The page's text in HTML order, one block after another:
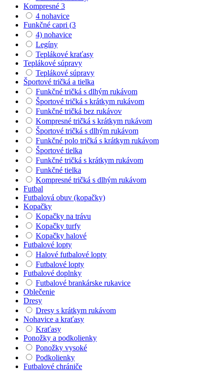
Kompresné 3
4 nohavice
Funkčné capri (3
4) nohavice
Legíny
Teplákové kraťasy
Teplákové súpravy
Teplákové súpravy
Športové tričká a tielka
Funkčné tričká s dlhým rukávom
Športové tričká s krátkym rukávom
Funkčné tričká bez rukávov
Kompresné tričká s krátkym rukávom
Športové tričká s dlhým rukávom
Funkčné polo tričká s krátkym rukávom
Športové tielka
Funkčné tričká s krátkym rukávom
Funkčné tielka
Kompresné tričká s dlhým rukávom
Futbal
Futbalová obuv (kopačky)
Kopačky
Kopačky na trávu
Kopačky turfy
Kopačky halové
Futbalové lopty
Halové futbalové lopty
Futbalové lopty
Futbalové doplnky
Futbalové brankárske rukavice
Oblečenie
Dresy
Dresy s krátkym rukávom
Nohavice a kraťasy
Kraťasy
Ponožky a podkolienky
Ponožky vysoké
Podkolienky
Futbalové chrániče